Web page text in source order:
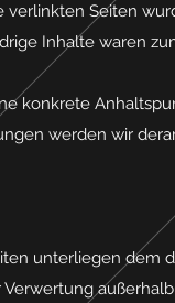
verlinkten Seiten
Inhalte waren
konkrete
werden wir
unterliegen dem